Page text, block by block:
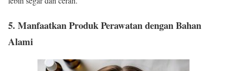
5. Manfaatkan Produk Perawatan dengan Bahan
Alami